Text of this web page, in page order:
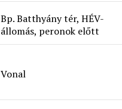
Bp. Batthyány tér, HÉV-
állomás, peronok előtt
Vonal